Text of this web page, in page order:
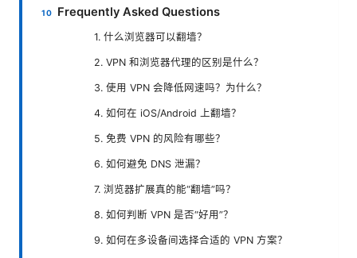
Frequently Asked Questions
1. 什么浏览器可以翻墙？
2. VPN 和浏览器代理的区别是什么？
3. 使用 VPN 会降低网速吗？为什么？
4. 如何在 iOS/Android 上翻墙？
5. 免费 VPN 的风险有哪些？
6. 如何避免 DNS 泄漏？
7. 浏览器扩展真的能“翻墙”吗？
8. 如何判断 VPN 是否“好用”？
9. 如何在多设备间选择合适的 VPN 方案？